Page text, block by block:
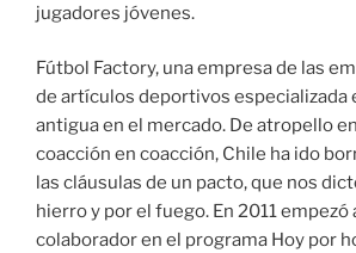
jugadores jóvenes.
Fútbol Factory, una empresa de las
de artículos deportivos especializada
antigua en el mercado. De atropello
coacción en coacción, Chile ha ido
las cláusulas de un pacto, que nos
hierro y por el fuego. En 2011
colaborador en el programa Hoy por